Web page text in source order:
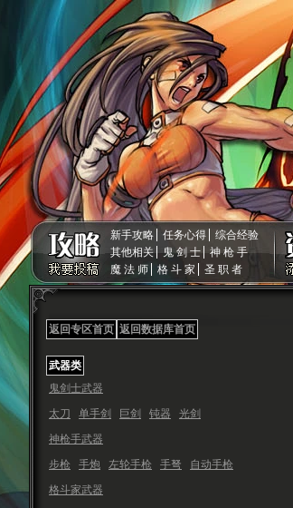
新手攻略 任务心得
综合经验
其他相关
鬼 剑 士
神 枪 手
魔 法 师
格 斗 家 圣 职 者
返回专区首页 返回数据库首页
武器类
鬼剑士武器
太刀
单手剑 巨剑 钝器
光剑
神枪手武器
步枪
手炮 左轮手枪 手弩
自动手枪
格斗家武器